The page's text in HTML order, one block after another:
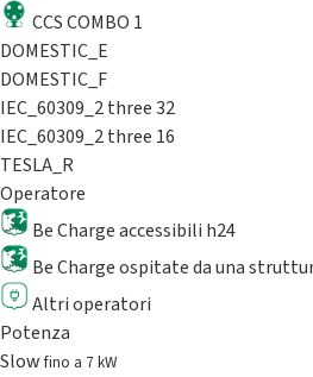
CCS COMBO 1
DOMESTIC_E
DOMESTIC_F
IEC_60309_2 three 32
IEC_60309_2 three 16
TESLA_R
Operatore
Be Charge accessibili h24
Be Charge ospitate da una
Altri operatori
Potenza
Slowfino a 7 kW